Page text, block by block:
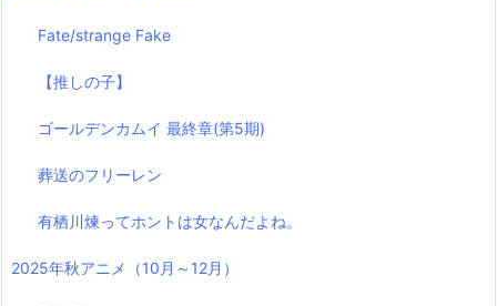
Fate/strange Fake
【推しの子】
ゴールデンカムイ 最終章(第5期)
葬送のフリーレン
有栖川煉ってホントは女なんだよね。
2025年秋アニメ（10月～12月）